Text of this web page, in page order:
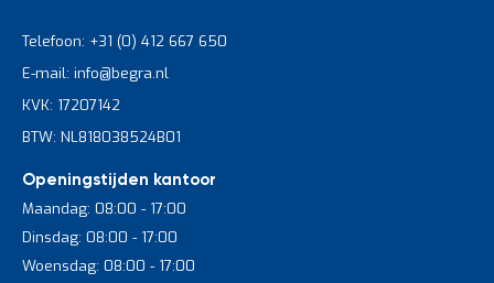
Telefoon: +31 (0) 412 667 650
E-mail: info@begra.nl
KVK: 17207142
BTW: NL818038524B01
Openingstijden kantoor
Maandag: 08:00 - 17:00
Dinsdag: 08:00 - 17:00
Woensdag: 08:00 - 17:00